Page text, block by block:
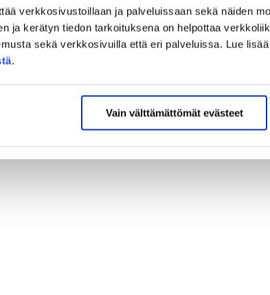
verkkosivustoillaan ja palveluissaan sekä näiden
ja kerätyn tiedon tarkoituksena on helpottaa
sekä verkkosivuilla että eri palveluissa. Lue
.
Vain välttämättömät evästeet